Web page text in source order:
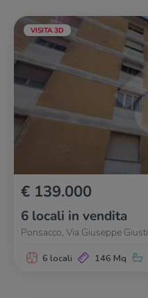
VISITA 3D
€ 139.000
6 locali in vendita
Ponsacco, Via Giuseppe Giusti
6 locali 146 Mq